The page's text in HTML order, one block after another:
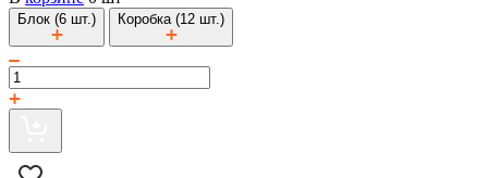
Блок (6 шт.) Коробка (12 шт.)